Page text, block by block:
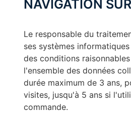
NAVIGATION
Le responsable du
ses systèmes
des conditions
l'ensemble des données
durée maximum de 3 ans,
visites, jusqu'à 5 ans si
commande.